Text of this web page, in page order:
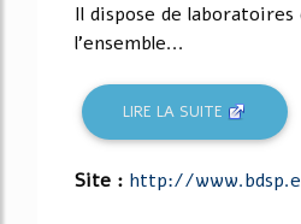
Il dispose de
l'ensemble...
LIRE LA SUITE
Site : http://